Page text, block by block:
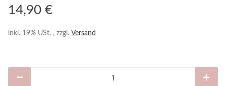
14,90 €
inkl. 19% USt. , zzgl. Versand